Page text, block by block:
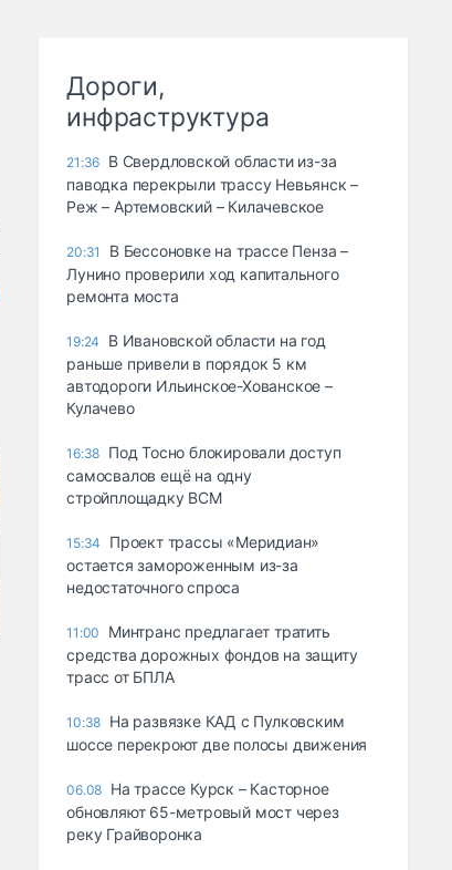
Дороги,
инфраструктура
21:36 В Свердловской области из-за
паводка перекрыли трассу Невьянск –
Реж – Артемовский – Килачевское
20:31
В Бессоновке на трассе Пенза –
Лунино проверили ход капитального
ремонта моста
19:24
В Ивановской области на год
раньше привели в порядок 5 км
автодороги Ильинское-Хованское –
Кулачево
16:38 Под Тосно блокировали доступ
самосвалов ещё на одну
стройплощадку ВСМ
15:34
Проект трассы «Меридиан»
остается замороженным из-за
недостаточного спроса
11:00
Минтранс предлагает тратить
средства дорожных фондов на защиту
трасс от БПЛА
10:38 На развязке КАД с Пулковским
шоссе перекроют две полосы движения
06.08 На трассе Курск – Касторное
обновляют 65-метровый мост через
реку Грайворонка